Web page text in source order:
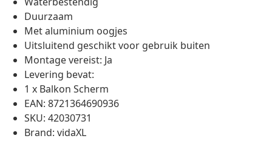
Duurzaam
Met aluminium oogjes
Uitsluitend geschikt voor gebruik buiten
Montage vereist: Ja
Levering bevat:
1 x Balkon Scherm
EAN: 8721364690936
SKU: 42030731
Brand: vidaXL